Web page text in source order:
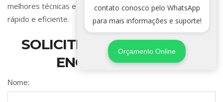
melhores técnicas e equipamentos para garantir um serviço
rápido e eficiente.
SOLICITE SEU SERVIÇO DE
ENCANAMENTO
Nome:
contato conosco pelo WhatsApp
para mais informações e suporte!
Orçamento Online